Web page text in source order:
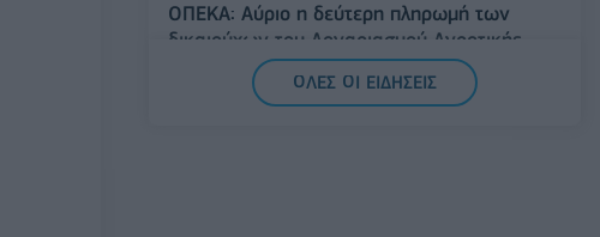
ΟΠΕΚΑ: Αύριο η δεύτερη πληρωμή των
δικαιούχων του Λογαριασμού Αγροτικής
06/08/2026 - 17:40
ΟΛΕΣ ΟΙ ΕΙΔΗΣΕΙΣ